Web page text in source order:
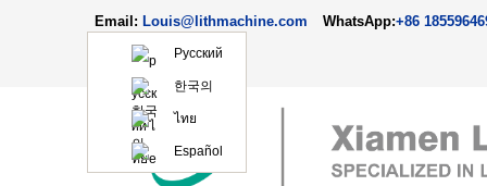
Email: Louis@lithmachine.com WhatsApp:+86
Русский
한국의
ไทย
Español